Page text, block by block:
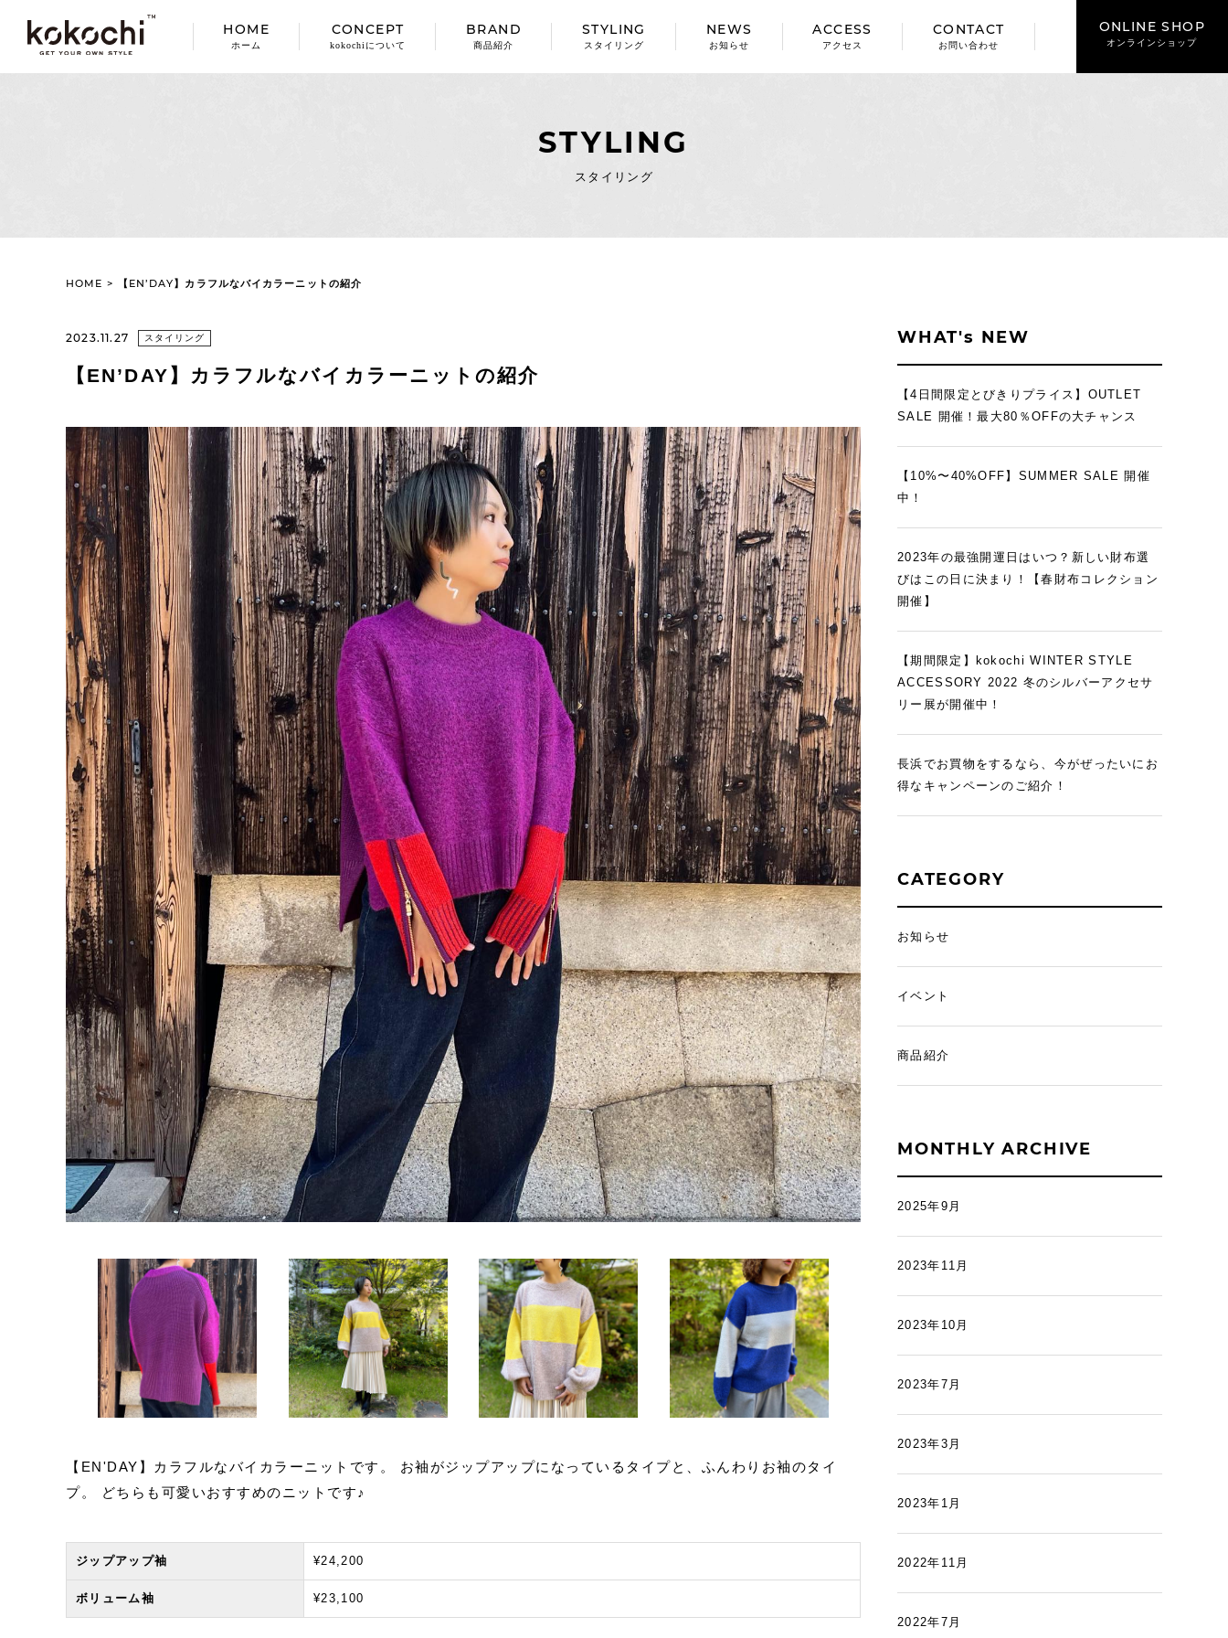
HOME
ホーム
CONCEPT
kokochiについて
BRAND
商品紹介
STYLING
スタイリング
NEWS
お知らせ
ACCESS
アクセス
CONTACT
お問い合わせ
ONLINE SHOP
オンラインショップ
STYLING
スタイリング
HOME > 【EN’DAY】カラフルなバイカラーニットの紹介
2023.11.27 スタイリング
【EN’DAY】カラフルなバイカラーニットの紹介
【EN'DAY】カラフルなバイカラーニットです。 お袖がジップアップになっているタイプと、ふんわりお袖のタイ
プ。 どちらも可愛いおすすめのニットです♪
ジップアップ袖 ¥24,200
ボリューム袖 ¥23,100
WHAT's NEW
【4日間限定とびきりプライス】OUTLET
SALE 開催！最大80％OFFの大チャンス
【10%〜40%OFF】SUMMER SALE 開催
中！
2023年の最強開運日はいつ？新しい財布選
びはこの日に決まり！【春財布コレクション
開催】
【期間限定】kokochi WINTER STYLE
ACCESSORY 2022 冬のシルバーアクセサ
リー展が開催中！
長浜でお買物をするなら、今がぜったいにお
得なキャンペーンのご紹介！
CATEGORY
お知らせ
イベント
商品紹介
MONTHLY ARCHIVE
2025年9月
2023年11月
2023年10月
2023年7月
2023年3月
2023年1月
2022年11月
2022年7月